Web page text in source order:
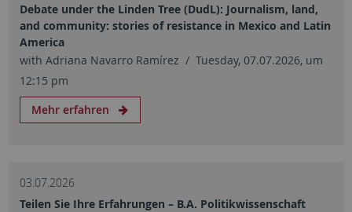
Debate under the Linden Tree (DudL): Journalism, land,
and community: stories of resistance in Mexico and Latin
America
with Adriana Navarro Ramírez / Tuesday, 07.07.2026, um
12:15 pm
Mehr erfahren
03.07.2026
Teilen Sie Ihre Erfahrungen – B.A. Politikwissenschaft